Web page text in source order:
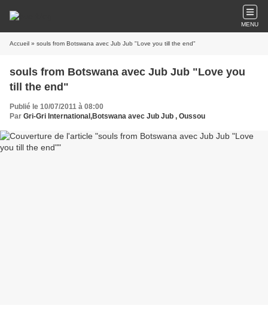
MENU
Accueil » souls from Botswana avec Jub Jub "Love you till the end"
souls from Botswana avec Jub Jub "Love you
till the end"
Publié le 10/07/2011 à 08:00
Par Gri-Gri International,Botswana avec Jub Jub , Oussou